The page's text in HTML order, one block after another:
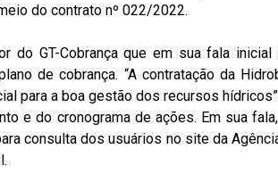
do contrato nº 022/2022.
do GT-Cobrança que em sua fala inicial
de cobrança. “A contratação da
para a boa gestão dos recursos
e do cronograma de ações. Em sua
consulta dos usuários no site da